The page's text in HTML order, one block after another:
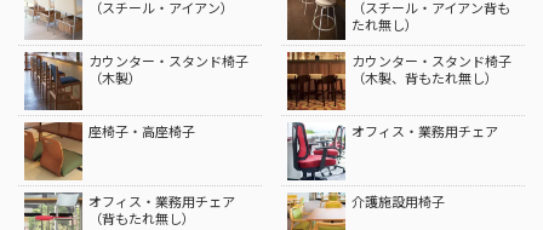
（スチール・アイアン）
（スチール・アイアン背も
たれ無し）
カウンター・スタンド椅子
（木製）
カウンター・スタンド椅子
（木製、背もたれ無し）
座椅子・高座椅子 オフィス・業務用チェア
オフィス・業務用チェア
（背もたれ無し）
介護施設用椅子